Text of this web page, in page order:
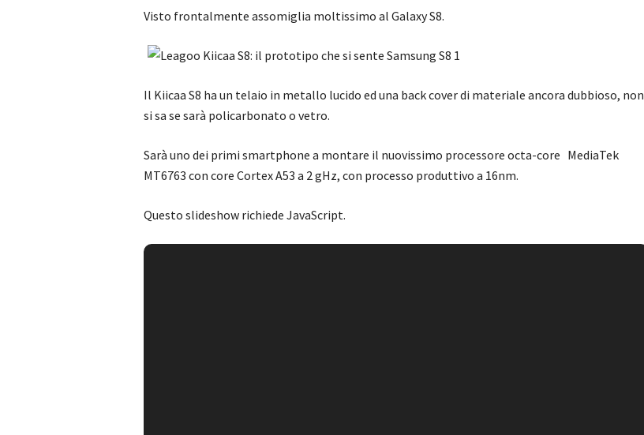
Visto frontalmente assomiglia moltissimo al Galaxy S8.
Il Kiicaa S8 ha un telaio in metallo lucido ed una back cover di materiale ancora dubbioso, non
si sa se sarà policarbonato o vetro.
Sarà uno dei primi smartphone a montare il nuovissimo processore octa-core MediaTek
MT6763 con core Cortex A53 a 2 gHz, con processo produttivo a 16nm.
Questo slideshow richiede JavaScript.